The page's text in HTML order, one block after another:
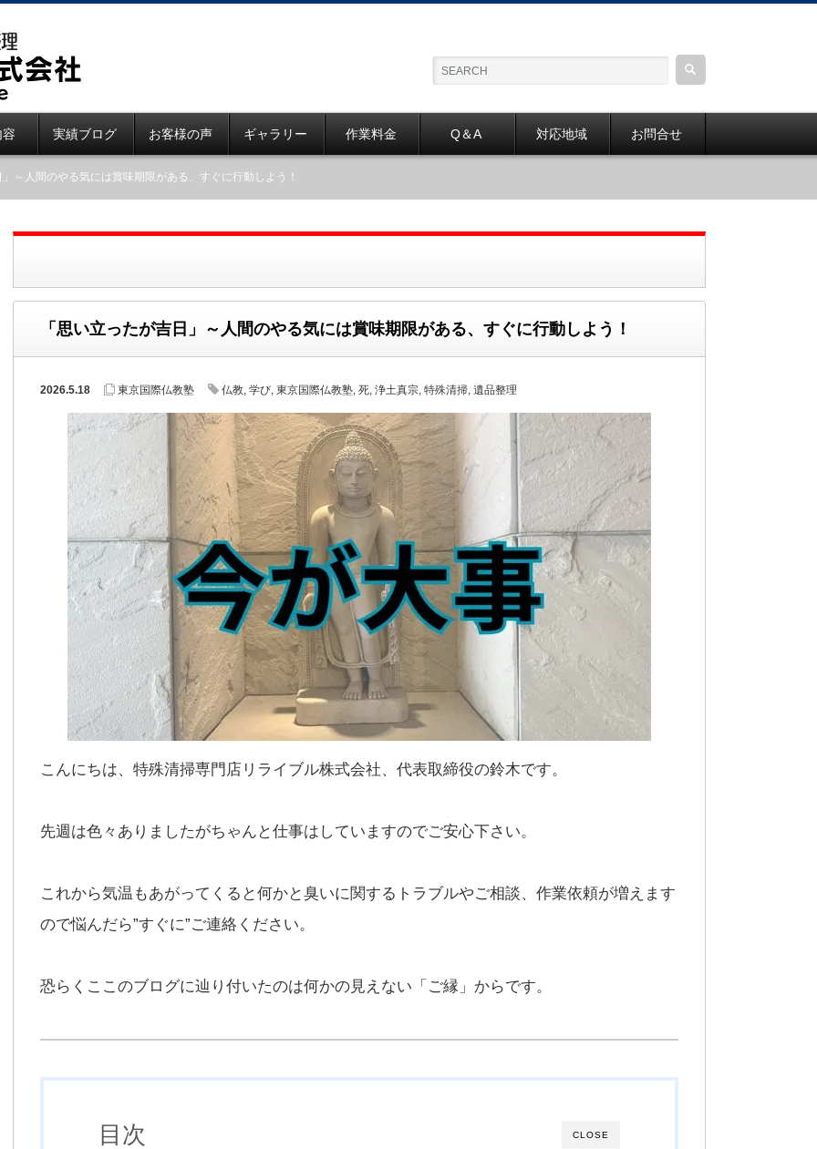
実績ブログ お客様の声 ギャラリー 作業料金 Q＆A 対応地域 お問合せ
～人間のやる気には賞味期限がある、すぐに行動しよう！
「思い立ったが吉日」～人間のやる気には賞味期限がある、すぐに行動しよう！
2026.5.18 東京国際仏教塾 仏教, 学び, 東京国際仏教塾, 死, 浄土真宗, 特殊清掃, 遺品整理
こんにちは、特殊清掃専門店リライブル株式会社、代表取締役の鈴木です。
先週は色々ありましたがちゃんと仕事はしていますのでご安心下さい。
これから気温もあがってくると何かと臭いに関するトラブルやご相談、作業依頼が増えます
ので悩んだら”すぐに”ご連絡ください。
恐らくここのブログに辿り付いたのは何かの見えない「ご縁」からです。
CLOSE
目次